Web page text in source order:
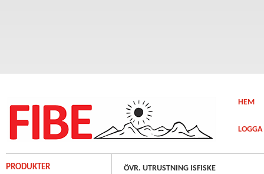
HEM
PRODUKTER ÖVR. UTRUSTNING ISFISKE